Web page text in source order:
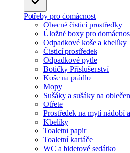
Potřeby pro domácnost
Obecné čisticí prostředky
Úložné boxy pro
Odpadkové koše a kbelíky
Čisticí prostředek
Odpadkové pytle
Botičky Příslušenství
Koše na prádlo
Mopy
Sušáky a sušáky na
Otřete
Prostředek na mytí nádobí
Kbelíky
Toaletní papír
Toaletní kartáče
WC a bidetové sedátko